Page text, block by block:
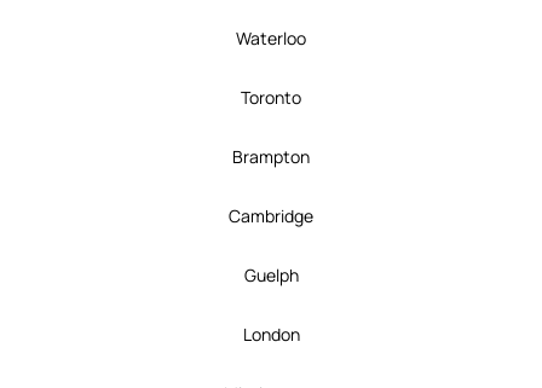
Waterloo
Toronto
Brampton
Cambridge
Guelph
London